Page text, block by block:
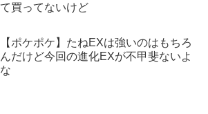
て買ってないけど
【ポケポケ】たねEXは強いのはもちろ
んだけど今回の進化EXが不甲斐ないよ
な